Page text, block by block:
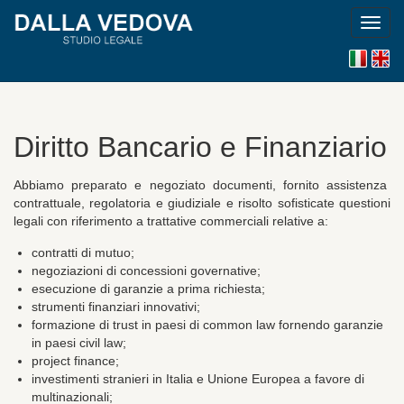
Diritto Bancario e Finanziario
Abbiamo preparato e negoziato documenti, fornito assistenza
contrattuale, regolatoria e giudiziale e risolto sofisticate questioni
legali con riferimento a trattative commerciali relative a:
contratti di mutuo;
negoziazioni di concessioni governative;
esecuzione di garanzie a prima richiesta;
strumenti finanziari innovativi;
formazione di trust in paesi di common law fornendo garanzie
in paesi civil law;
project finance;
investimenti stranieri in Italia e Unione Europea a favore di
multinazionali;